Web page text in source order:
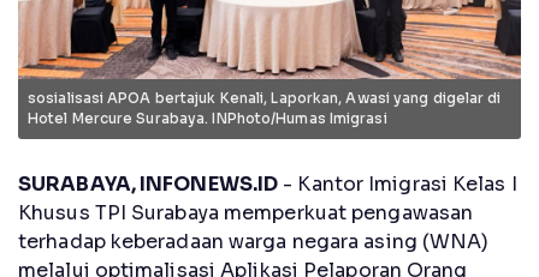
sosialisasi APOA bertajuk Kenali, Laporkan, Awasi yang digelar di
Hotel Mercure Surabaya. INPhoto/Humas Imigrasi
SURABAYA, INFONEWS.ID - Kantor Imigrasi Kelas I
Khusus TPI Surabaya memperkuat pengawasan
terhadap keberadaan warga negara asing (WNA)
melalui optimalisasi Aplikasi Pelaporan Orang